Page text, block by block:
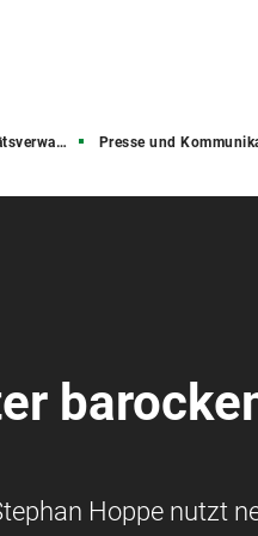
Presse und Kommunikation
Hoppe nutzt